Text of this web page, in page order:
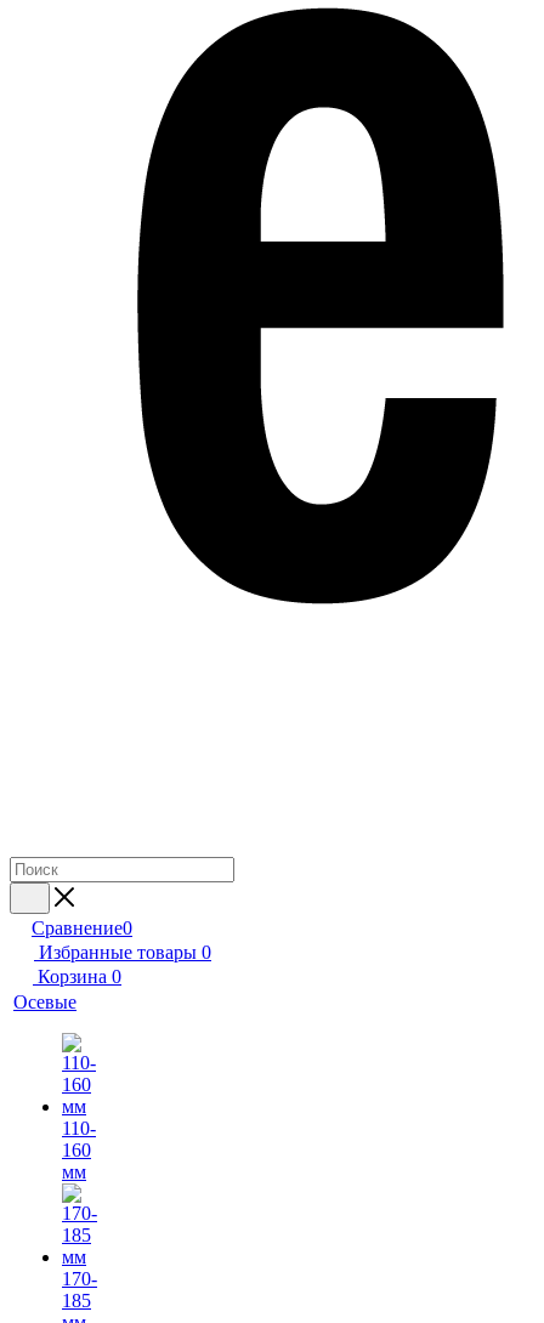
Сравнение0
Избранные товары 0
Корзина 0
Осевые
110-
160
мм
170-
185